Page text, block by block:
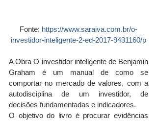
Fonte: https://www.saraiva.com.br/o-
investidor-inteligente-2-ed-2017-9431160/p
A Obra O investidor inteligente de Benjamin
Graham é um manual de como se
comportar no mercado de valores, com a
autodisciplina de um investidor, de
decisões fundamentadas e indicadores.
O objetivo do livro é procurar evidências